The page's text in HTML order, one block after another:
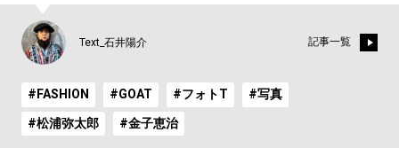
Text_石井陽介 記事一覧
#FASHION #GOAT #フォトT #写真
#松浦弥太郎 #金子恵治